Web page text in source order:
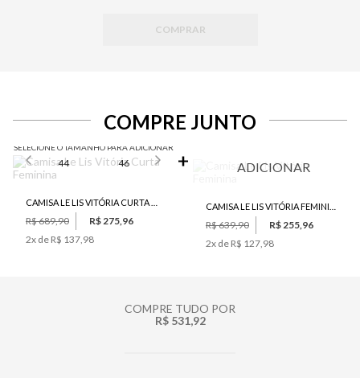
COMPRAR
COMPRE JUNTO
SELECIONE O TAMANHO PARA ADICIONAR
44 46
R$ 689,90
R$ 275,96
2x de R$ 137,98
ADICIONAR
R$ 639,90
R$ 255,96
2x de R$ 127,98
COMPRE TUDO POR
R$ 531,92